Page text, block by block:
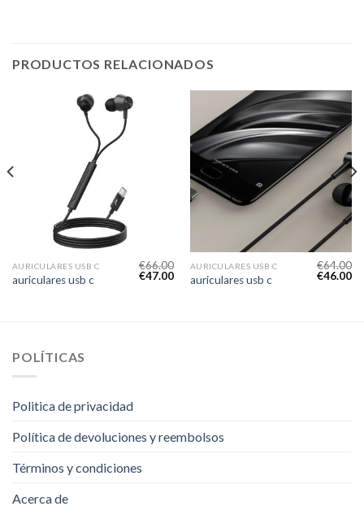
PRODUCTOS RELACIONADOS
AURICULARES USB C
auriculares usb c
€66.00
€47.00
AURICULARES USB C
auriculares usb c
€64.00
€46.00
POLÍTICAS
Politica de privacidad
Política de devoluciones y reembolsos
Términos y condiciones
Acerca de